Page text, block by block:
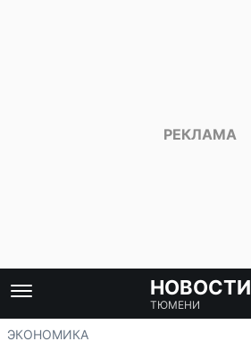
НОВОСТИ
ТЮМЕНИ
ЭКОНОМИКА